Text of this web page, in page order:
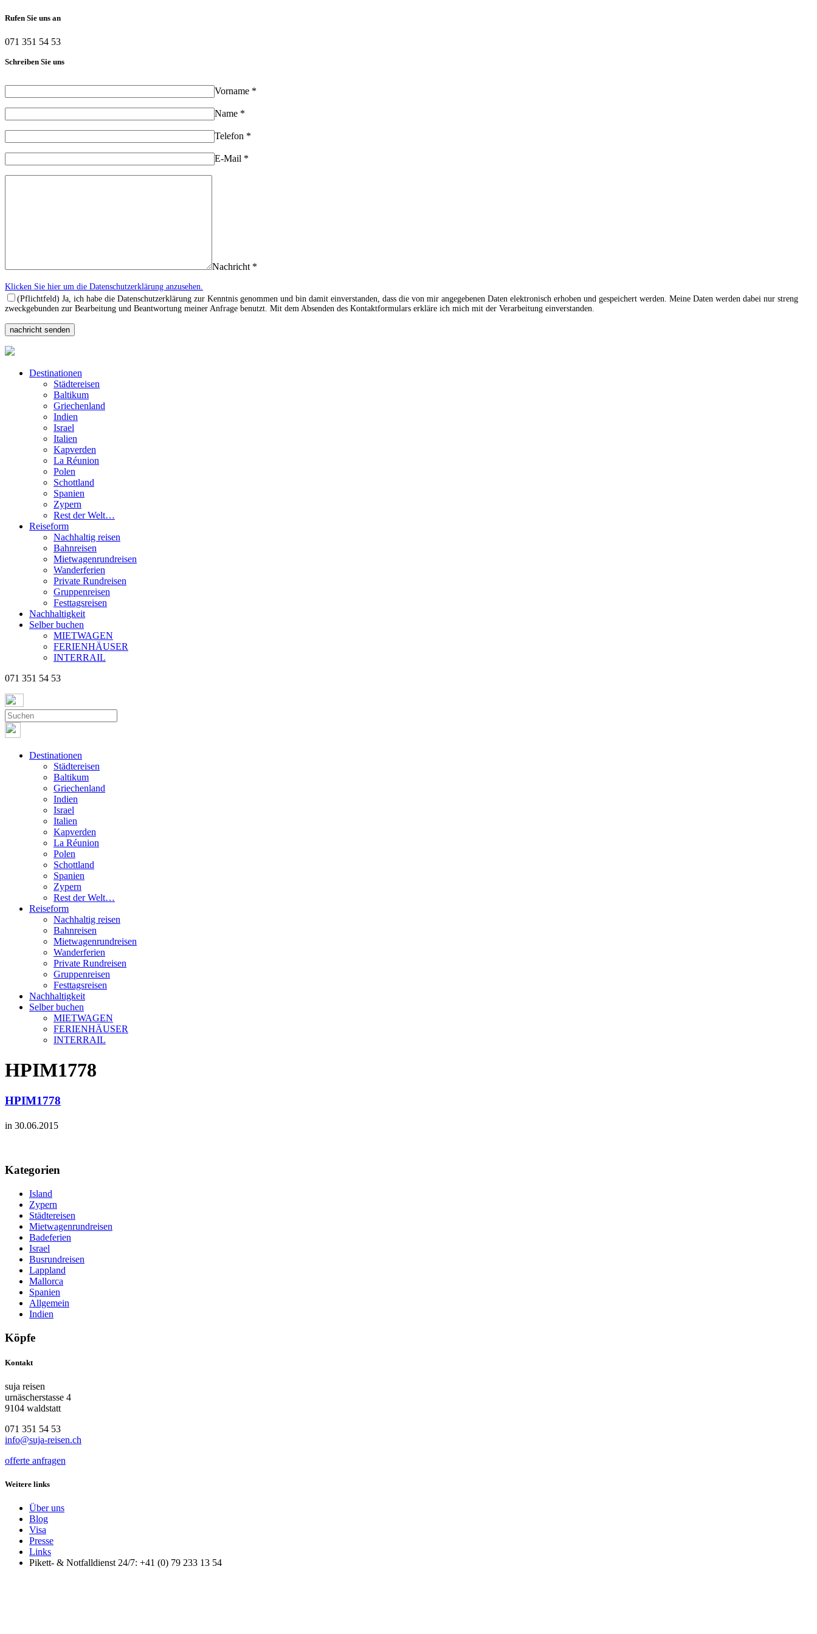
Rufen Sie uns an
071 351 54 53
Schreiben Sie uns
Vorname *
Name *
Telefon *
E-Mail *
Nachricht *
Klicken Sie hier um die Datenschutzerklärung anzusehen.
(Pflichtfeld) Ja, ich habe die Datenschutzerklärung zur Kenntnis genommen und bin damit einverstanden, dass die von mir angegebenen Daten elektronisch erhoben und gespeichert werden. Meine Daten werden dabei nur streng
zweckgebunden zur Bearbeitung und Beantwortung meiner Anfrage benutzt. Mit dem Absenden des Kontaktformulars erkläre ich mich mit der Verarbeitung einverstanden.
Destinationen
Städtereisen
Baltikum
Griechenland
Indien
Israel
Italien
Kapverden
La Réunion
Polen
Schottland
Spanien
Zypern
Rest der Welt…
Reiseform
Nachhaltig reisen
Bahnreisen
Mietwagenrundreisen
Wanderferien
Private Rundreisen
Gruppenreisen
Festtagsreisen
Nachhaltigkeit
Selber buchen
MIETWAGEN
FERIENHÄUSER
INTERRAIL
071 351 54 53
Destinationen
Städtereisen
Baltikum
Griechenland
Indien
Israel
Italien
Kapverden
La Réunion
Polen
Schottland
Spanien
Zypern
Rest der Welt…
Reiseform
Nachhaltig reisen
Bahnreisen
Mietwagenrundreisen
Wanderferien
Private Rundreisen
Gruppenreisen
Festtagsreisen
Nachhaltigkeit
Selber buchen
MIETWAGEN
FERIENHÄUSER
INTERRAIL
HPIM1778
HPIM1778
in 30.06.2015
Kategorien
Island
Zypern
Städtereisen
Mietwagenrundreisen
Badeferien
Israel
Busrundreisen
Lappland
Mallorca
Spanien
Allgemein
Indien
Köpfe
Kontakt
suja reisen
urnäscherstasse 4
9104 waldstatt
071 351 54 53
info@suja-reisen.ch
offerte anfragen
Weitere links
Über uns
Blog
Visa
Presse
Links
Pikett- & Notfalldienst 24/7: +41 (0) 79 233 13 54